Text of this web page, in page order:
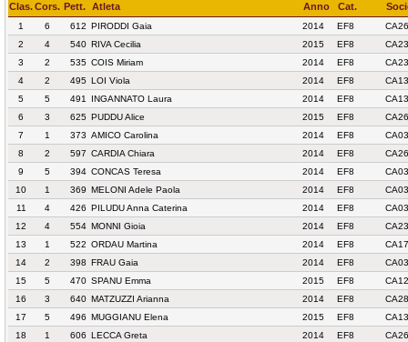
Clas.Cors. Pett. Atleta Anno Cat.
1 6 612 PIRODDI Gaia 2014 EF8
2
4 540 RIVA Cecilia 2015 EF8
3
2 535 COIS Miriam 2014 EF8
4
2 495 LOI Viola 2014 EF8
5
5 491 INGANNATO Laura 2014 EF8
6
3 625 PUDDU Alice 2015 EF8
7
1 373 AMICO Carolina 2014 EF8
8
2 597 CARDIA Chiara 2014 EF8
9
5 394 CONCAS Teresa 2014 EF8
10
1 369 MELONI Adele Paola 2014 EF8
11
4 426 PILUDU Anna Caterina 2014 EF8
12
4 554 MONNI Gioia 2014 EF8
13
1 522 ORDAU Martina 2014 EF8
14
2 398 FRAU Gaia 2014 EF8
15
5 470 SPANU Emma 2015 EF8
16
3 640 MATZUZZI Arianna 2014 EF8
17
5 496 MUGGIANU Elena 2015 EF8
18
1 606 LECCA Greta 2014 EF8